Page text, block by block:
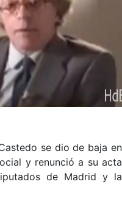
se dio de baja en
y renunció a su acta
de Madrid y la